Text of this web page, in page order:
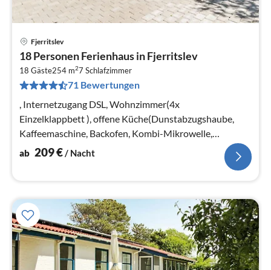
Fjerritslev
18 Personen Ferienhaus in Fjerritslev
18 Gäste254 m27 Schlafzimmer
71 Bewertungen
, Internetzugang DSL, Wohnzimmer(4x
Einzelklappbett ), offene Küche(Dunstabzugshaube,
Kaffeemaschine, Backofen, Kombi-Mikrowelle,
Spülmaschine, Kühlschrank, Tiefkühlschrank(200-249...
ab 209€/ Nacht